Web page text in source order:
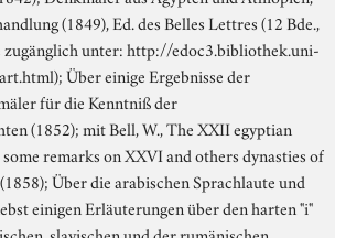
(1849), Ed. des Belles Lettres (12 Bde.,
zugänglich unter: http://edoc3.bibliothek.uni-
Über einige Ergebnisse der
für die Kenntniß der
(1852); mit Bell, W., The XXII egyptian
remarks on XXVI and others dynasties of
Über die arabischen Sprachlaute und
einigen Erläuterungen über den harten "i"
slavischen und der rumänischen